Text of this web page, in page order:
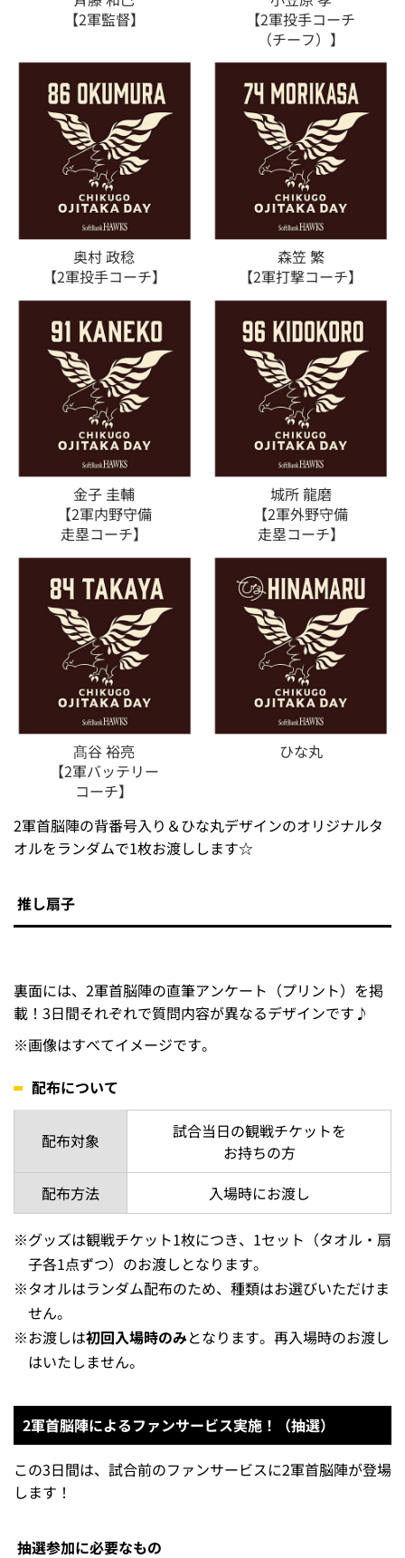
【2軍監督】
【2軍投手コーチ
（チーフ）】
奥村 政稔
【2軍投手コーチ】
森笠 繁
【2軍打撃コーチ】
金子 圭輔
【2軍内野守備
走塁コーチ】
城所 龍磨
【2軍外野守備
走塁コーチ】
髙谷 裕亮
【2軍バッテリー
コーチ】
ひな丸
2軍首脳陣の背番号入り＆ひな丸デザインのオリジナルタ
オルをランダムで1枚お渡しします☆
推し扇子
載！3日間それぞれで質問内容が異なるデザインです♪
※画像はすべてイメージです。
配布について
配布対象
配布方法
入場時にお渡し
※グッズは観戦チケット1枚につき、1セット（タオル・扇
子各1点ずつ）のお渡しとなります。
せん。